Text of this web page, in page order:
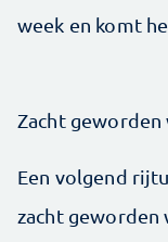
week en komt
Zacht geworden
Een volgend
zacht geworden